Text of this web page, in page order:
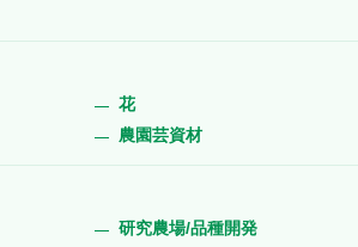
花
農園芸資材
研究農場/品種開発